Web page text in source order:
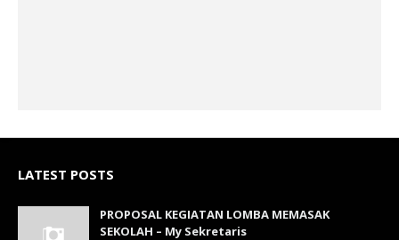
LATEST POSTS
PROPOSAL KEGIATAN LOMBA MEMASAK
SEKOLAH – My Sekretaris